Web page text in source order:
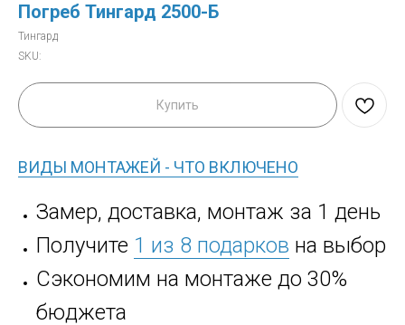
Погреб Тингард 2500-Б
Тингард
SKU:
Купить
ВИДЫ МОНТАЖЕЙ - ЧТО ВКЛЮЧЕНО
Замер, доставка, монтаж за 1 день
Получите 1 из 8 подарков на выбор
Сэкономим на монтаже до 30%
бюджета